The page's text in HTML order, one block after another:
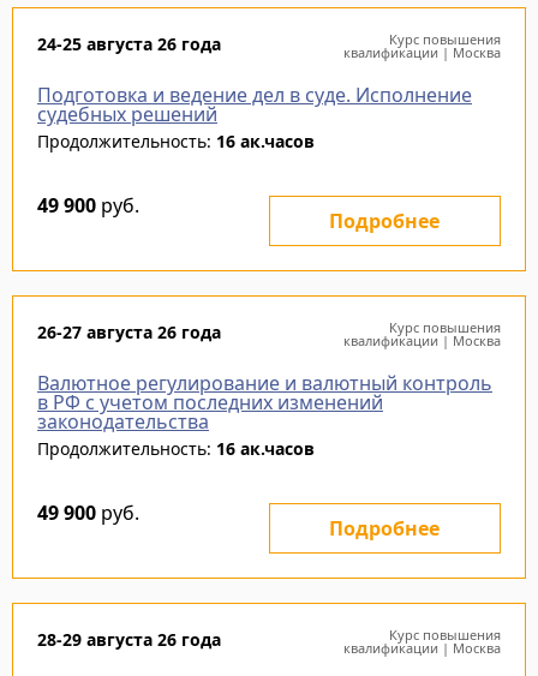
24-25 августа 26 года Курс повышения
квалификации | Москва
Подготовка и ведение дел в суде. Исполнение
судебных решений
Продолжительность: 16 ак.часов
49 900 руб.
Подробнее
26-27 августа 26 года Курс повышения
квалификации | Москва
Валютное регулирование и валютный контроль
в РФ с учетом последних изменений
законодательства
Продолжительность: 16 ак.часов
49 900 руб.
Подробнее
28-29 августа 26 года Курс повышения
квалификации | Москва